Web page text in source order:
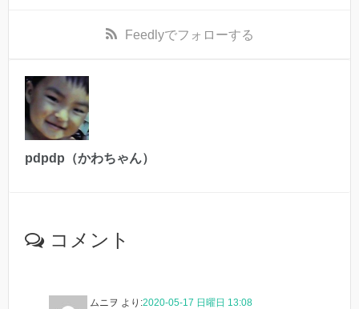
Feedlyでフォローする
pdpdp（かわちゃん）
コメント
ムニヲ より:2020-05-17 日曜日 13:08